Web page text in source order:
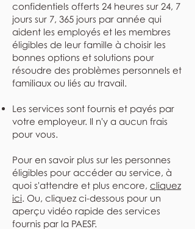
confidentiels offerts 24 heures sur 24, 7
jours sur 7, 365 jours par année qui
aident les employés et les membres
éligibles de leur famille à choisir les
bonnes options et solutions pour
résoudre des problèmes personnels et
familiaux ou liés au travail.
Les services sont fournis et payés par
votre employeur. Il n'y a aucun frais
pour vous.
Pour en savoir plus sur les personnes
éligibles pour accéder au service, à
quoi s'attendre et plus encore, cliquez
ici. Ou, cliquez ci-dessous pour un
aperçu vidéo rapide des services
fournis par la PAESF.